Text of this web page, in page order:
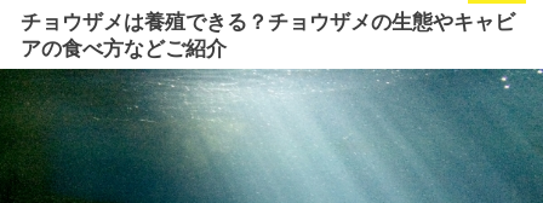
チョウザメは養殖できる？チョウザメの生態やキャビ
アの食べ方などご紹介